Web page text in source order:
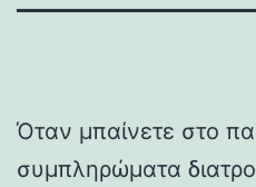
Όταν μπαίνετε στο
συμπληρώματα